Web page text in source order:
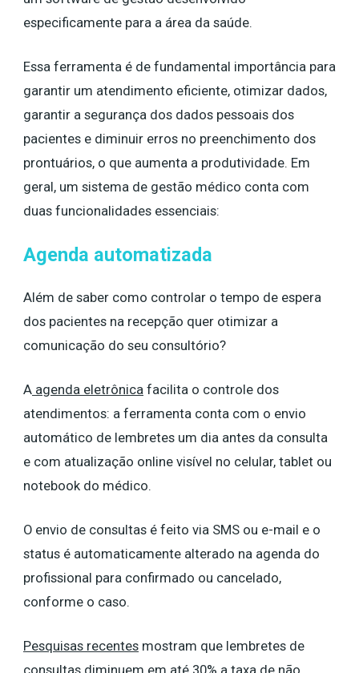
especificamente para a área da saúde.
Essa ferramenta é de fundamental importância para
garantir um atendimento eficiente, otimizar dados,
garantir a segurança dos dados pessoais dos
pacientes e diminuir erros no preenchimento dos
prontuários, o que aumenta a produtividade. Em
geral, um sistema de gestão médico conta com
duas funcionalidades essenciais:
Agenda automatizada
Além de saber como controlar o tempo de espera
dos pacientes na recepção quer otimizar a
comunicação do seu consultório?
A agenda eletrônica facilita o controle dos
atendimentos: a ferramenta conta com o envio
automático de lembretes um dia antes da consulta
e com atualização online visível no celular, tablet ou
notebook do médico.
O envio de consultas é feito via SMS ou e-mail e o
status é automaticamente alterado na agenda do
profissional para confirmado ou cancelado,
conforme o caso.
Pesquisas recentes mostram que lembretes de
consultas diminuem em até 30% a taxa de não